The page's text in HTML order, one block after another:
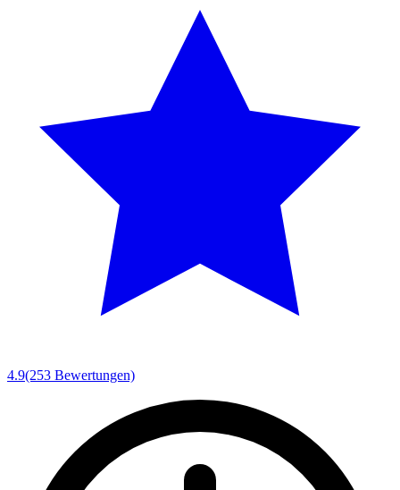
4.9(253 Bewertungen)